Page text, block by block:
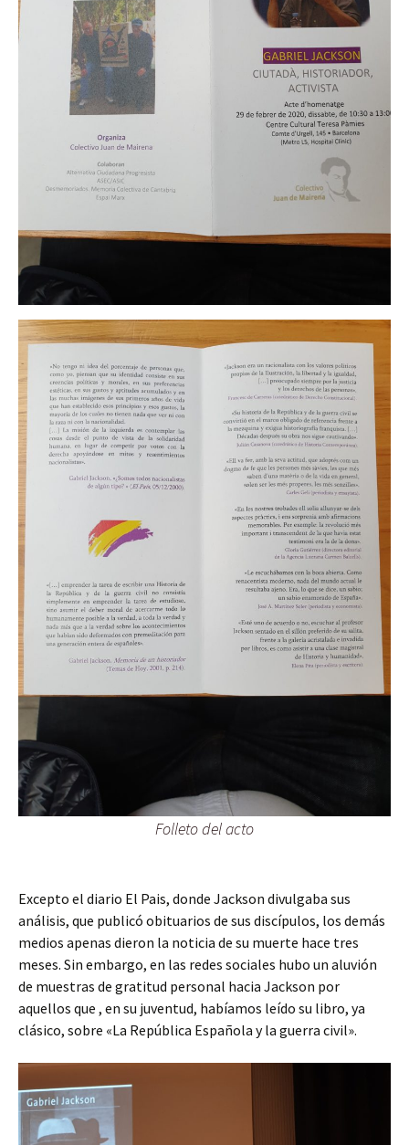
Folleto del acto
Excepto el diario El Pais, donde Jackson divulgaba sus
análisis, que publicó obituarios de sus discípulos, los demás
medios apenas dieron la noticia de su muerte hace tres
meses. Sin embargo, en las redes sociales hubo un aluvión
de muestras de gratitud personal hacia Jackson por
aquellos que , en su juventud, habíamos leído su libro, ya
clásico, sobre «La República Española y la guerra civil».